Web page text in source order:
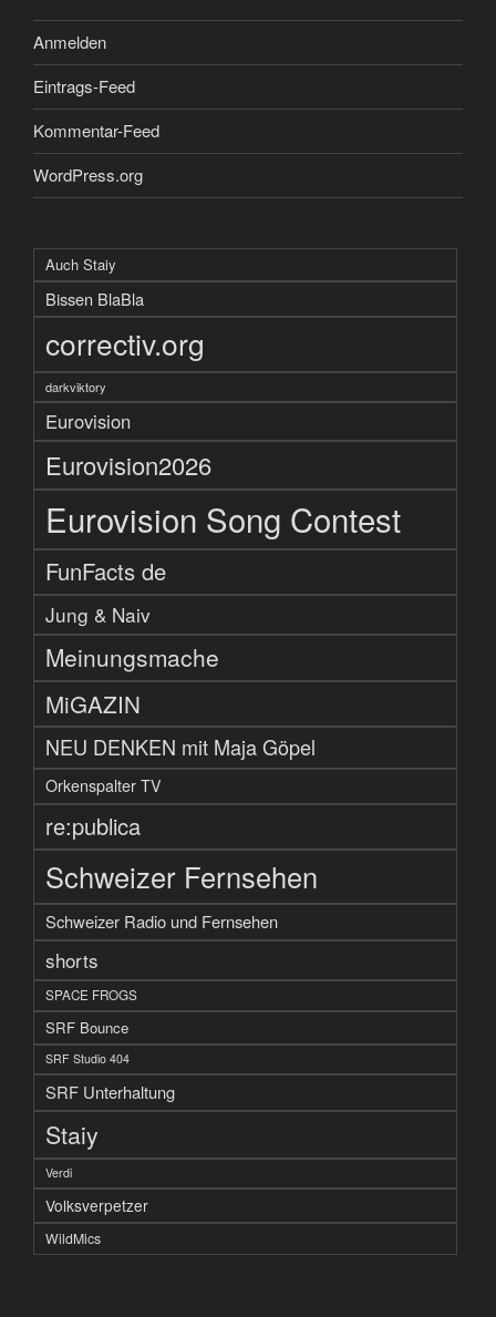
Anmelden
Eintrags-Feed
Kommentar-Feed
WordPress.org
Auch Staiy
Bissen BlaBla
correctiv.org
darkviktory
Eurovision
Eurovision2026
Eurovision Song Contest
FunFacts de
Jung & Naiv
Meinungsmache
MiGAZIN
NEU DENKEN mit Maja Göpel
Orkenspalter TV
re:publica
Schweizer Fernsehen
Schweizer Radio und Fernsehen
shorts
SPACE FROGS
SRF Bounce
SRF Studio 404
SRF Unterhaltung
Staiy
Verdi
Volksverpetzer
WildMics